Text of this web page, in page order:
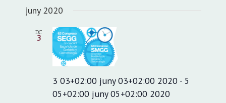
juny 2020
DC
3
3 03+02:00 juny 03+02:00 2020 - 5
05+02:00 juny 05+02:00 2020